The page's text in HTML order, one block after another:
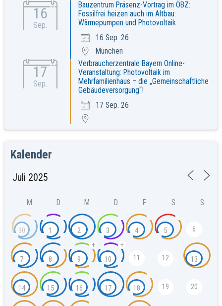
16
Sep.
Bauzentrum Präsenz-Vortrag im ÖBZ:
Fossilfrei heizen auch im Altbau:
Wärmepumpen und Photovoltaik
16 Sep. 26
München
17
Sep.
Verbraucherzentrale Bayern Online-
Veranstaltung: Photovoltaik im
Mehrfamilienhaus – die „Gemeinschaftliche
Gebäudeversorgung“!
17 Sep. 26
Kalender
M D M D F S S
30 1 2 3 4 5 6
7 8 9
+
10
+
11 12 13
14 15 16 17 18 19 20